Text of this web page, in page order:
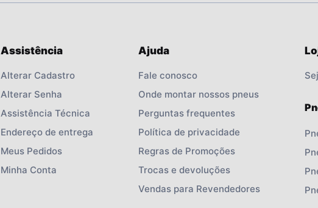
Assistência
Alterar Cadastro
Alterar Senha
Assistência Técnica
Endereço de entrega
Meus Pedidos
Minha Conta
Ajuda
Fale conosco
Onde montar nossos pneus
Perguntas frequentes
Política de privacidade
Regras de Promoções
Trocas e devoluções
Vendas para Revendedores